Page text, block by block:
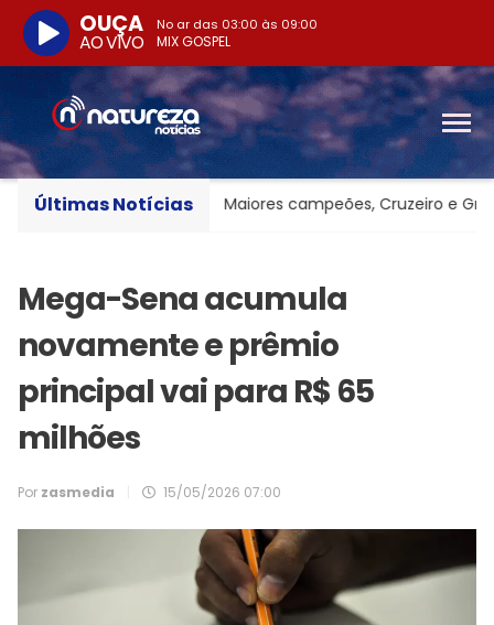
No ar das 03:00 às 09:00
MIX GOSPEL
OUÇA
AO VIVO
Últimas Notícias
básica no país Maiores campeões, Cruzeiro e Grêmio
Mega-Sena acumula
novamente e prêmio
principal vai para R$ 65
milhões
Por zasmedia 15/05/2026 07:00